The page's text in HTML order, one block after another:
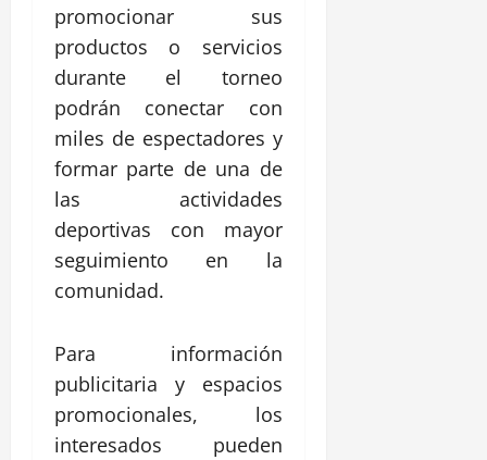
promocionar sus
productos o servicios
durante el torneo
podrán conectar con
miles de espectadores y
formar parte de una de
las actividades
deportivas con mayor
seguimiento en la
comunidad.
Para información
publicitaria y espacios
promocionales, los
interesados pueden